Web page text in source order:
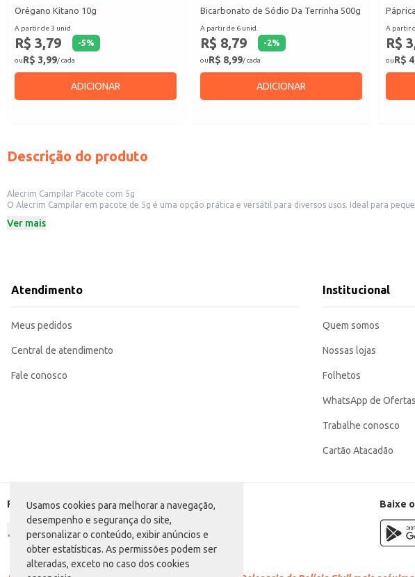
Usamos cookies para melhorar a navegação,
desempenho e segurança do site,
personalizar o conteúdo, exibir anúncios e
obter estatísticas. As permissões podem ser
alteradas, exceto no caso dos cookies
Orégano Kitano 10g
A partir de 3 unid.
R$ 3,79 -5%
ouR$ 3,99/ cada
ADICIONAR
Bicarbonato de Sódio Da Terrinha 500g
A partir de 6 unid.
R$ 8,79 -2%
ouR$ 8,99/ cada
ADICIONAR
A partir
R$
ouR$
Descrição do produto
Alecrim Campilar Pacote com 5g
O Alecrim Campilar em pacote de 5g é uma opção prática e versátil para diversos usos. Ideal para pequenos comércios que oferecem temperos e ervas, restaurantes que buscam ingredientes frescos e de qualidade, e também para uso
Dicas de uso:
O Alecrim Campilar em pacote de 5g oferece praticidade e conveniência, sendo uma escolha
armazenamento e o manuseio.
Marca: Campilar
Categoria: Ervas e especiarias
EAN: 7896547907093
Ver mais
Atendimento
Meus pedidos
Central de atendimento
Fale conosco
Institucional
Quem somos
Nossas lojas
Folhetos
WhatsApp de Ofertas
Trabalhe conosco
Cartão Atacadão
Formas de pagamento Baixe